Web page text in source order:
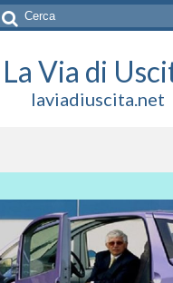
Cerca:
La Via di
laviadiuscita.net